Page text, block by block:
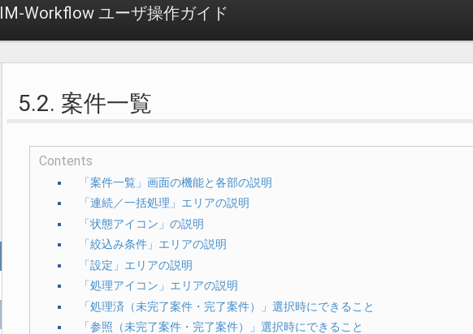
IM-Workflow ユーザ操作ガイド
5.2. 案件一覧
Contents
「案件一覧」画面の機能と各部の説明
「連続／一括処理」エリアの説明
「状態アイコン」の説明
「絞込み条件」エリアの説明
「設定」エリアの説明
「処理アイコン」エリアの説明
「処理済（未完了案件・完了案件）」選択時にできること
「参照（未完了案件・完了案件）」選択時にできること